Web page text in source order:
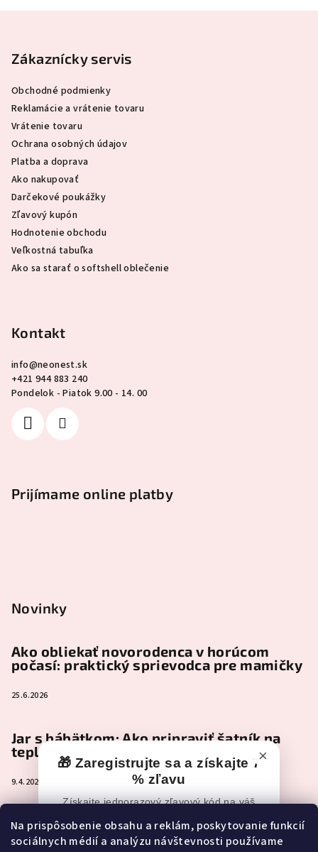
×
🎁 Zaregistrujte sa a získajte 7
% zľavu
Získajte jednorazový zľavový kód na váš
Na prispôsobenie obsahu a reklám, poskytovanie funkcií
sociálnych médií a analýzu návštevnosti používame
Zákaznícky servis
Obchodné podmienky
Reklamácie a vrátenie tovaru
Vrátenie tovaru
Ochrana osobných údajov
Platba a doprava
Ako nakupovať
Darčekové poukážky
Zľavový kupón
Hodnotenie obchodu
Veľkostná tabuľka
Ako sa starať o softshell oblečenie
Kontakt
info@neonest.sk
+421 944 883 240
Pondelok - Piatok 9.00 - 14. 00
Prijímame online platby
Novinky
Ako obliekať novorodenca v horúcom
počasí: praktický sprievodca pre mamičky
25.6.2026
Jar s bábätkom: Ako pripraviť šatník na
teplejšie dni
9.4.2026
Čo je naozaj nevyhnutné zbaliť do
pôrodnice (a čo môže pokojne počkať)